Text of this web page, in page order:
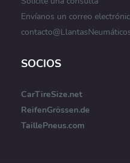
Envíanos un correo
SOCIOS
CarTireSize.net
ReifenGrössen.de
TaillePneus.com